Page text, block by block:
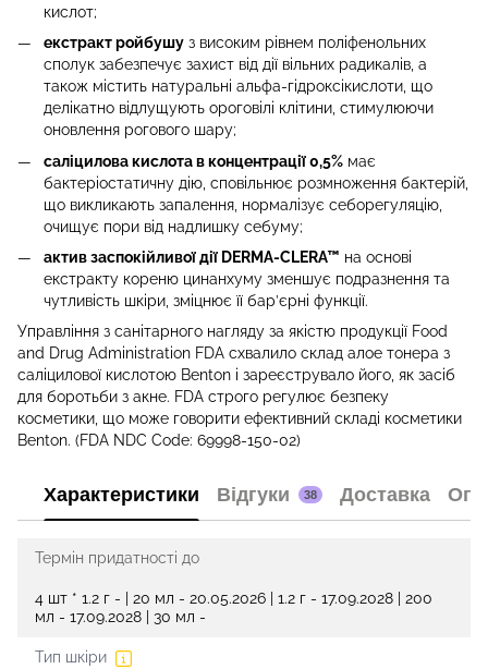
кислот;
екстракт ройбушу з високим рівнем поліфенольних
сполук забезпечує захист від дії вільних радикалів, а
також містить натуральні альфа-гідроксікислоти, що
делікатно відлущують ороговілі клітини, стимулюючи
оновлення рогового шару;
саліцилова кислота в концентрації 0,5% має
бактеріостатичну дію, сповільнює розмноження бактерій,
що викликають запалення, нормалізує себорегуляцію,
очищує пори від надлишку себуму;
актив заспокійливої дії DERMA-CLERA™ на основі
екстракту кореню цинанхуму зменшує подразнення та
чутливість шкіри, зміцнює її бар’єрні функції.
Управління з санітарного нагляду за якістю продукції Food
and Drug Administration FDA схвалило склад алое тонера з
саліцилової кислотою Benton і зареєструвало його, як засіб
для боротьби з акне. FDA строго регулює безпеку
косметики, що може говорити ефективний складі косметики
Benton. (FDA NDC Code: 69998-150-02)
Характеристики Відгуки 38 Доставка
Термін придатності до
4 шт * 1.2 г - | 20 мл - 20.05.2026 | 1.2 г - 17.09.2028 | 200
мл - 17.09.2028 | 30 мл -
Тип шкіри